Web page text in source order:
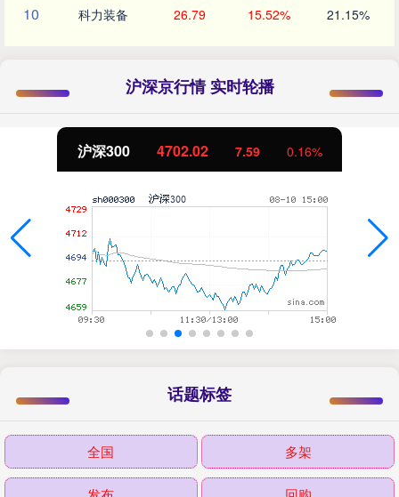
10 科力装备 26.79 15.52% 21.15%
沪深京行情 实时轮播
沪深300 4702.02 7.59 0.16%
话题标签
全国 多架